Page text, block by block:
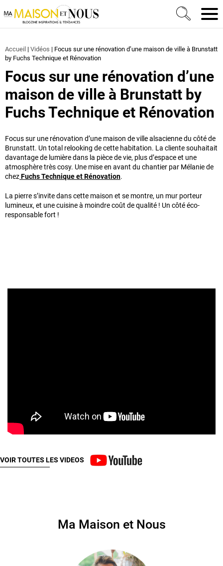
Ma Maison et Nous Construction, rénovation &
Accueil | Vidéos | Focus sur une rénovation d’une maison de ville à Brunstatt
by Fuchs Technique et Rénovation
Focus sur une rénovation d’une
maison de ville à Brunstatt by
Fuchs Technique et Rénovation
Focus sur une rénovation d’une maison de ville alsacienne du côté de
Brunstatt. Un total relooking de cette habitation. La cliente souhaitait
davantage de lumière dans la pièce de vie, plus d’espace et une
atmosphère très cosy. Une mise en avant du chantier par Mélanie de
chezFuchs Technique et Rénovation.
La pierre s’invite dans cette maison et se montre, un mur porteur
lumineux, et une cuisine à moindre coût de qualité ! Un côté éco-
responsable fort !
VOIR TOUTES LES VIDEOS
Ma Maison et Nous